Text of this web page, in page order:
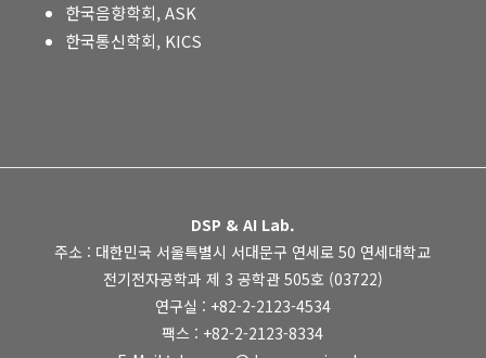
한국음향학회, ASK
한국통신학회, KICS
DSP & AI Lab.
주소 : 대한민국 서울특별시 서대문구 연세로 50 연세대학교
전기전자공학과 제 3 공학관 505호 (03722)
연구실 : +82-2-2123-4534
팩스 : +82-2-2123-8334